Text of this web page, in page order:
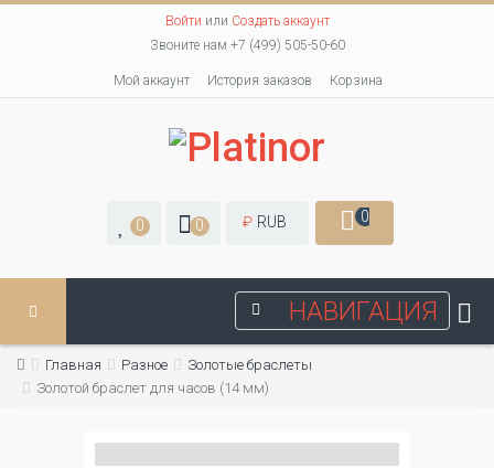
Войти или Создать аккаунт
Звоните нам +7 (499) 505-50-60
Мой аккаунт История заказов Корзина
0 0 ₽ RUB 0
НАВИГАЦИЯ
Главная Разное
Золотые браслеты
Золотой браслет для часов (14 мм)